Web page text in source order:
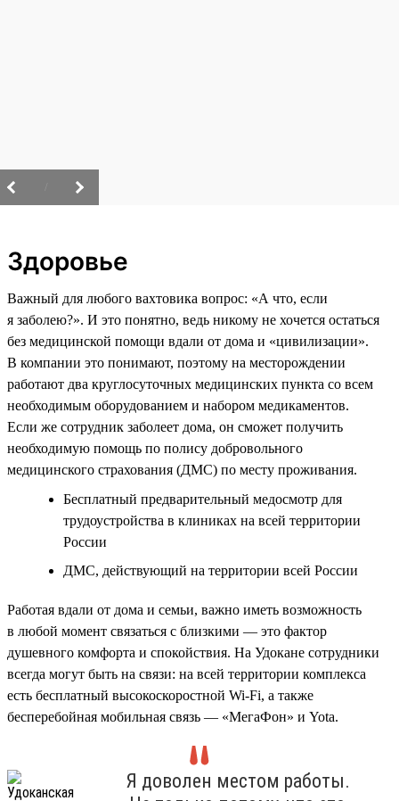
Здоровье
Важный для любого вахтовика вопрос: «А что, если
я заболею?». И это понятно, ведь никому не хочется остаться
без медицинской помощи вдали от дома и «цивилизации».
В компании это понимают, поэтому на месторождении
работают два круглосуточных медицинских пункта со всем
необходимым оборудованием и набором медикаментов.
Если же сотрудник заболеет дома, он сможет получить
необходимую помощь по полису добровольного
медицинского страхования (ДМС) по месту проживания.
Бесплатный предварительный медосмотр для
трудоустройства в клиниках на всей территории
России
ДМС, действующий на территории всей России
Работая вдали от дома и семьи, важно иметь возможность
в любой момент связаться с близкими — это фактор
душевного комфорта и спокойствия. На Удокане сотрудники
всегда могут быть на связи: на всей территории комплекса
есть бесплатный высокоскоростной Wi-Fi, а также
бесперебойная мобильная связь — «МегаФон» и Yota.
Я доволен местом работы.